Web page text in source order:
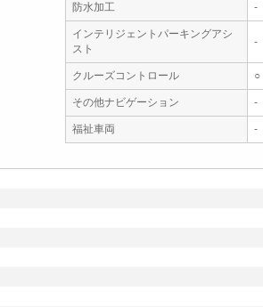
防水加工 -
インテリジェントパーキングアシ
スト
-
クルーズコントロール ○
その他ナビゲーション -
福祉車両
-